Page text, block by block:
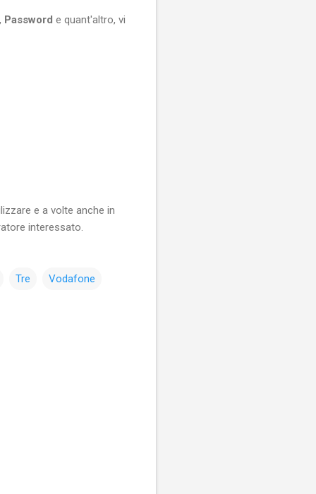
, Password e quant'altro, vi
e a volte anche in
interessato.
Tre Vodafone